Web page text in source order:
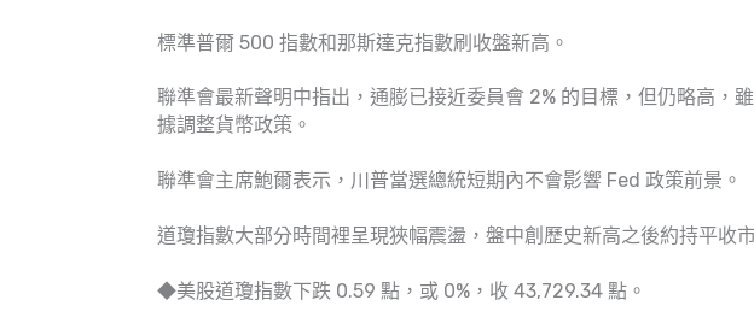
標準普爾 500 指數和那斯達克指數刷收盤新高。
聯準會最新聲明中指出，通膨已接近委員會 2% 的目標，但仍略高，
據調整貨幣政策。
聯準會主席鮑爾表示，川普當選總統短期內不會影響 Fed 政策前景。
道瓊指數大部分時間裡呈現狹幅震盪，盤中創歷史新高之後約持平收
◆美股道瓊指數下跌 0.59 點，或 0%，收 43,729.34 點。